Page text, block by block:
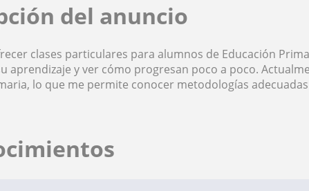
del anuncio
clases particulares para alumnos de Educación
aprendizaje y ver cómo progresan poco a poco.
lo que me permite conocer metodologías